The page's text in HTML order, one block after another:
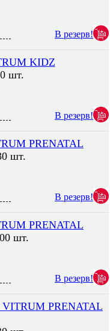
В резерв!
KIDZ
шт.
В резерв!
PRENATAL
шт.
В резерв!
PRENATAL
шт.
В резерв!
PRENATAL